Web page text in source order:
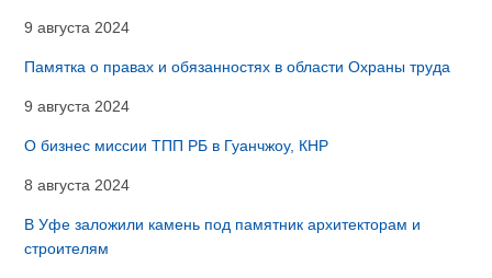
9 августа 2024
Памятка о правах и обязанностях в области Охраны труда
9 августа 2024
О бизнес миссии ТПП РБ в Гуанчжоу, КНР
8 августа 2024
В Уфе заложили камень под памятник архитекторам и
строителям